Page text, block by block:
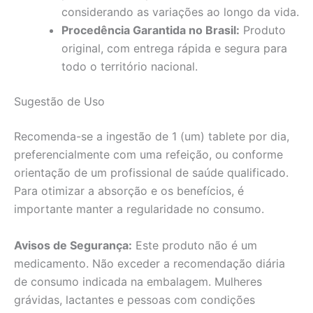
considerando as variações ao longo da vida.
Procedência Garantida no Brasil: Produto
original, com entrega rápida e segura para
todo o território nacional.
Sugestão de Uso
Recomenda-se a ingestão de 1 (um) tablete por dia,
preferencialmente com uma refeição, ou conforme
orientação de um profissional de saúde qualificado.
Para otimizar a absorção e os benefícios, é
importante manter a regularidade no consumo.
Avisos de Segurança: Este produto não é um
medicamento. Não exceder a recomendação diária
de consumo indicada na embalagem. Mulheres
grávidas, lactantes e pessoas com condições